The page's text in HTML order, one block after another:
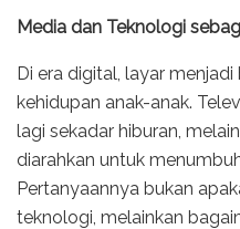
Media dan Teknologi
Di era digital, layar
kehidupan anak-anak.
lagi sekadar hiburan,
diarahkan untuk
Pertanyaannya bukan
teknologi, melainkan